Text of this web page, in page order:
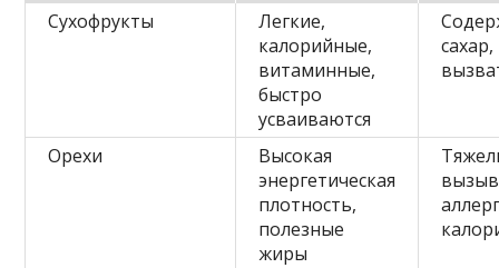
Сухофрукты
Легкие,
калорийные,
витаминные,
быстро
усваиваются
Орехи
Высокая
энергетическая
плотность,
полезные
жиры